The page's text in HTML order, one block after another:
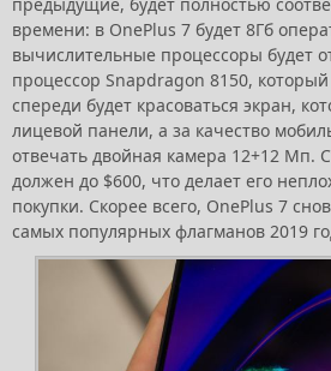
времени: в OnePlus 7 будет 8Гб
вычислительные процессоры будет
процессор Snapdragon 8150,
спереди будет красоваться экран,
лицевой панели, а за качество
отвечать двойная камера 12+12 Мп.
должен до $600, что делает его
покупки. Скорее всего, OnePlus 7
самых популярных флагманов 2019